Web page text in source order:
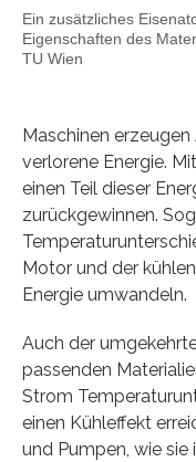
Ein zusätzliches
Eigenschaften des
TU Wien
Maschinen
verlorene Energie.
einen Teil dieser
zurückgewinnen.
Motor und der
Energie umwandeln.
Auch der
passenden
Strom
einen Kühleffekt
und Pumpen, wie sie